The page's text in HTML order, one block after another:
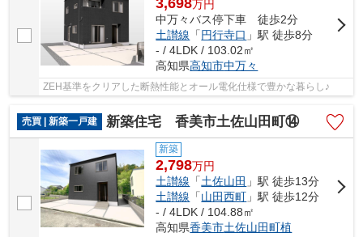
万円
中万々バス停下車 徒歩2分
土讃線 「円行寺口 」駅 徒歩8分
- / 4LDK / 103.02㎡
高知県高知市中万々
ZEH基準をクリアした断熱性能とオール電化仕様で豊かな暮らし♪
売買 | 新築一戸建 新築住宅 香美市土佐山田町⑭
新築
2,798万円
土讃線 「土佐山田 」駅 徒歩13分
土讃線 「山田西町 」駅 徒歩12分
- / 4LDK / 104.88㎡
高知県香美市土佐山田町植